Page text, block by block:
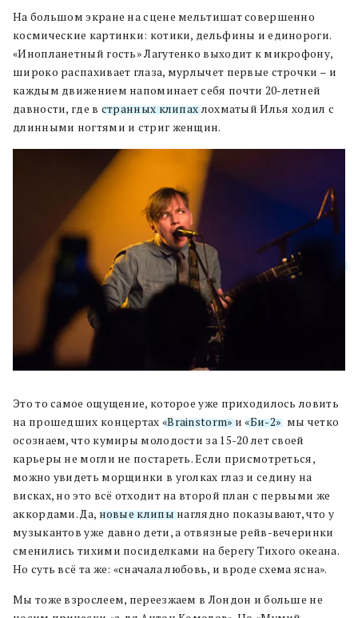
На большом экране на сцене мельтишат совершенно
космические картинки: котики, дельфины и единороги.
«Инопланетный гость» Лагутенко выходит к микрофону,
широко распахивает глаза, мурлычет первые строчки – и
каждым движением напоминает себя почти 20-летней
давности, где в странных клипахлохматый Илья ходил с
длинными ногтями и стриг женщин.
Это то самое ощущение, которое уже приходилось ловить
на прошедших концертах «Brainstorm»и«Би-2»: мы четко
осознаем, что кумиры молодости за 15-20 лет своей
карьеры не могли не постареть. Если присмотреться,
можно увидеть морщинки в уголках глаз и седину на
висках, но это всё отходит на второй план с первыми же
аккордами. Да, новые клипынаглядно показывают, что у
музыкантов уже давно дети, а отвязные рейв-вечеринки
сменились тихими посиделками на берегу Тихого океана.
Но суть всё та же: «сначала любовь, и вроде схема ясна».
Мы тоже взрослеем, переезжаем в Лондон и больше не